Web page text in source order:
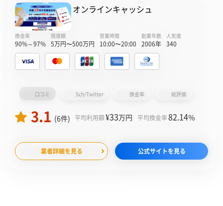
オンラインキャッシュ
換金率
90%～97%
限度額
5万円〜500万円
営業時間
10:00〜20:00
創業年数
2006年
人気度
340
口コミ 5ch/Twitter 換金率 総評価
3.1 (6件) 平均利用額¥33万円 平均換金率82.14％
業者詳細を見る 公式サイトを見る